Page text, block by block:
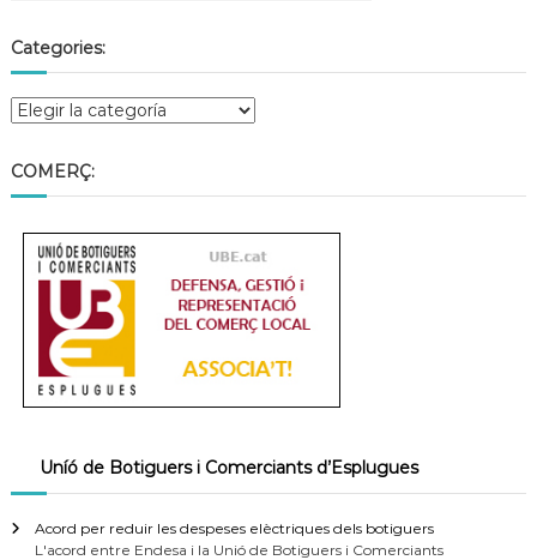
Categories:
COMERÇ:
Uníó de Botiguers i Comerciants d’Esplugues
Acord per reduir les despeses elèctriques dels botiguers
L'acord entre Endesa i la Unió de Botiguers i Comerciants